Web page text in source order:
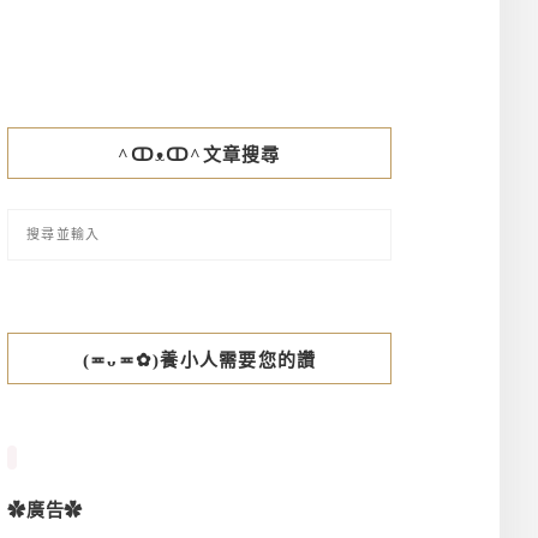
^ↀᴥↀ^文章搜尋
(≖ᴗ≖✿)養小人需要您的讚
✿廣告✿